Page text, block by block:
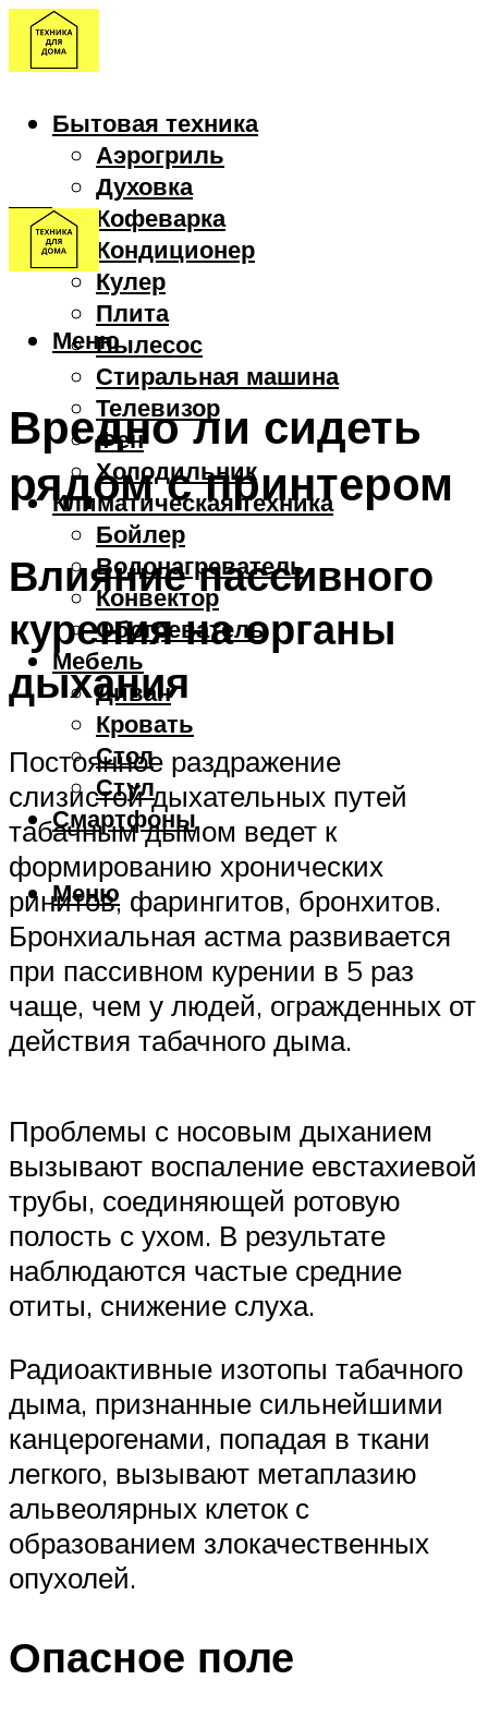
Бытовая техника
Аэрогриль
Духовка
Кофеварка
Кондиционер
Кулер
Плита
Пылесос
Стиральная машина
Телевизор
Фен
Холодильник
Климатическая техника
Бойлер
Водонагреватель
Конвектор
Обогреватель
Мебель
Диван
Кровать
Стол
Стул
Смартфоны
Меню
Меню
Вредно ли сидеть
рядом с принтером
Влияние пассивного
курения на органы
дыхания
Постоянное раздражение
слизистой дыхательных путей
табачным дымом ведет к
формированию хронических
ринитов, фарингитов, бронхитов.
Бронхиальная астма развивается
при пассивном курении в 5 раз
чаще, чем у людей, огражденных от
действия табачного дыма.
Проблемы с носовым дыханием
вызывают воспаление евстахиевой
трубы, соединяющей ротовую
полость с ухом. В результате
наблюдаются частые средние
отиты, снижение слуха.
Радиоактивные изотопы табачного
дыма, признанные сильнейшими
канцерогенами, попадая в ткани
легкого, вызывают метаплазию
альвеолярных клеток с
образованием злокачественных
опухолей.
Опасное поле